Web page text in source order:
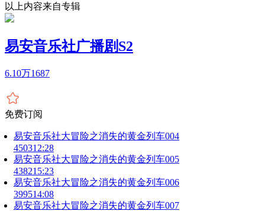
以上内容来自专辑
易安音乐社广播剧S2
6.10万1687
免费订阅
易安音乐社大冒险之消失的黄金列车004
450312:28
易安音乐社大冒险之消失的黄金列车005
438215:23
易安音乐社大冒险之消失的黄金列车006
399514:08
易安音乐社大冒险之消失的黄金列车007